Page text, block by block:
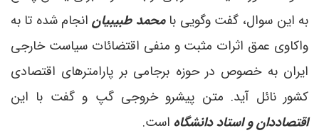
به این سوال، گفت وگویی بامحمد طبیبیانانجام شده تا به
واکاوی عمق اثرات مثبت و منفی اقتضائات سیاست خارجی
ایران به خصوص در حوزه برجامی بر پارامترهای اقتصادی
کشور نائل آید. متن پیشرو خروجی گپ و گفت با این
اقتصاددان و استاد دانشگاه است.